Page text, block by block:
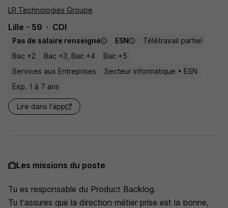
LR Technologies Groupe
Lille - 59 CDI
Pas de salaire renseigné ESN
Télétravail partiel
Bac +2
Bac +3, Bac +4
Bac +5
Services aux Entreprises
Secteur informatique • ESN
Exp. 1 à 7 ans
Lire dans l'app
Les missions du poste
Tu es responsable du Product Backlog.
Tu t'assures que la direction métier prise est la bonne,